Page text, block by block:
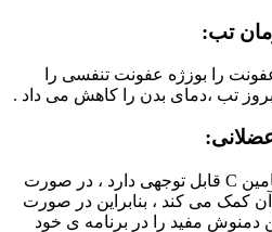
تب:
را بوزژه عفونت تنفسی را
تب ،دمای بدن را کاهش می داد .
از آنجایی که پونه کلسیم و ویتامین C قابل توجهی دارد ، در صورت
کمک می کند ، بنابراین در صورت
دمنوش مفید را در برنامه ی خود